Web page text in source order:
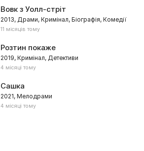
Вовк з Уолл-стріт
2013, Драми, Кримінал, Біографія, Комедії
11 місяців тому
Розтин покаже
2019, Кримінал, Детективи
4 місяці тому
Сашка
2021, Мелодрами
4 місяці тому